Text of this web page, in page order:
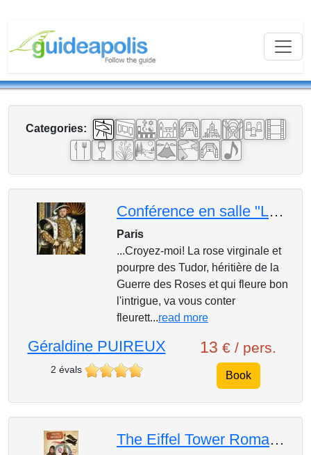
Categories:
Conférence en salle "Les Tudors : c'est la rose, l'important !"
Paris
...Croyez-moi! La rose virginale et
pourpre des Tudor, héritière de la
Guerre des Roses et qui fleure bon
l'intrigue, va vous conter
fleurett...read more
Géraldine PUIREUX
2 évals
13 € / pers.
Book
The Eiffel Tower Romance / A backstage pass to the Eiffel Tower ®